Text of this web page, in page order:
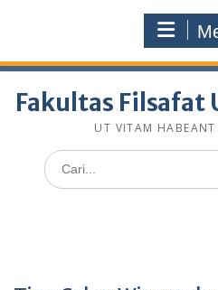
Selamat Datang Di
Fakultas Filsafat
UT VITAM
Search
for: